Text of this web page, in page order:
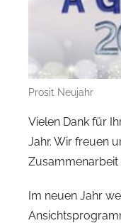
Prosit Neujahr
Vielen Dank für
Jahr. Wir freuen
Zusammenarbeit
Im neuen Jahr